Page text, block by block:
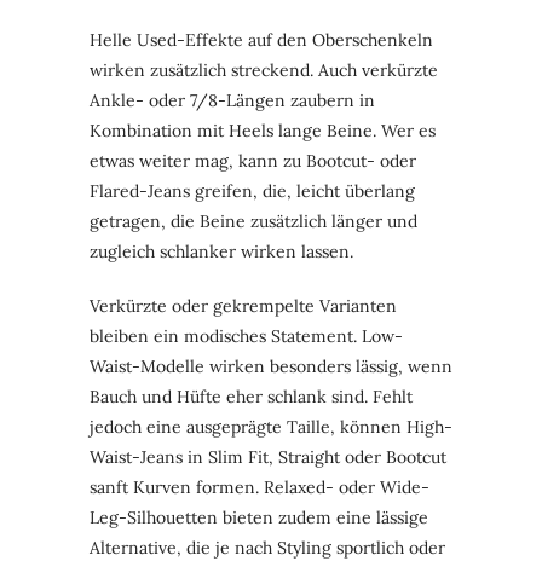
Helle Used-Effekte auf den Oberschenkeln
wirken zusätzlich streckend. Auch verkürzte
Ankle- oder 7/8-Längen zaubern in
Kombination mit Heels lange Beine. Wer es
etwas weiter mag, kann zu Bootcut- oder
Flared-Jeans greifen, die, leicht überlang
getragen, die Beine zusätzlich länger und
zugleich schlanker wirken lassen.
Verkürzte oder gekrempelte Varianten
bleiben ein modisches Statement. Low-
Waist-Modelle wirken besonders lässig, wenn
Bauch und Hüfte eher schlank sind. Fehlt
jedoch eine ausgeprägte Taille, können High-
Waist-Jeans in Slim Fit, Straight oder Bootcut
sanft Kurven formen. Relaxed- oder Wide-
Leg-Silhouetten bieten zudem eine lässige
Alternative, die je nach Styling sportlich oder